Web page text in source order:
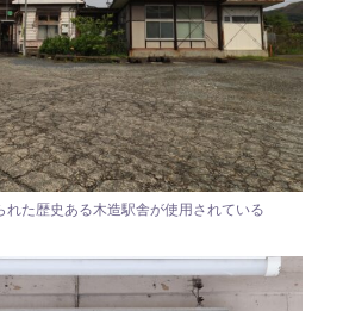
れた歴史ある木造駅舎が使用されている